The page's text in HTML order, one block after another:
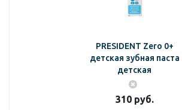
PRESIDENT Zero 0+
детская зубная паста
детская
310руб.